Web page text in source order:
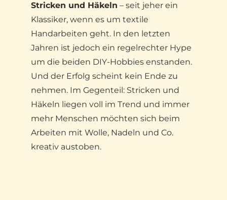
Stricken und Häkeln – seit jeher ein
Klassiker, wenn es um textile
Handarbeiten geht. In den letzten
Jahren ist jedoch ein regelrechter Hype
um die beiden DIY-Hobbies enstanden.
Und der Erfolg scheint kein Ende zu
nehmen. Im Gegenteil: Stricken und
Häkeln liegen voll im Trend und immer
mehr Menschen möchten sich beim
Arbeiten mit Wolle, Nadeln und Co.
kreativ austoben.